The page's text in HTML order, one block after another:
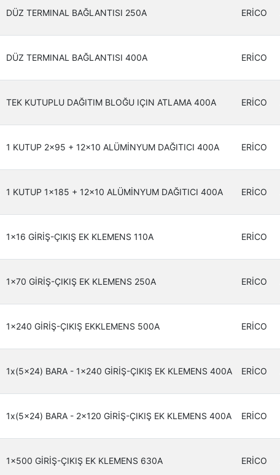
DÜZ TERMINAL BAĞLANTISI 250A ERİCO
DÜZ TERMINAL BAĞLANTISI 400A ERİCO
TEK KUTUPLU DAĞITIM BLOĞU IÇIN ATLAMA 400A ERİCO
1 KUTUP 2x95 + 12x10 ALÜMİNYUM DAĞITICI 400A ERİCO
1 KUTUP 1x185 + 12x10 ALÜMİNYUM DAĞITICI 400A ERİCO
1x16 GİRİŞ-ÇIKIŞ EK KLEMENS 110A ERİCO
1x70 GİRİŞ-ÇIKIŞ EK KLEMENS 250A ERİCO
1x240 GİRİŞ-ÇIKIŞ EKKLEMENS 500A ERİCO
1x(5x24) BARA - 1x240 GİRİŞ-ÇIKIŞ EK KLEMENS 400A ERİCO
1x(5x24) BARA - 2x120 GİRİŞ-ÇIKIŞ EK KLEMENS 400A ERİCO
1x500 GİRİŞ-ÇIKIŞ EK KLEMENS 630A ERİCO